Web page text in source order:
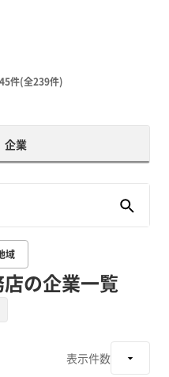
件(全239件)
企業
の企業一覧
表示件数
域